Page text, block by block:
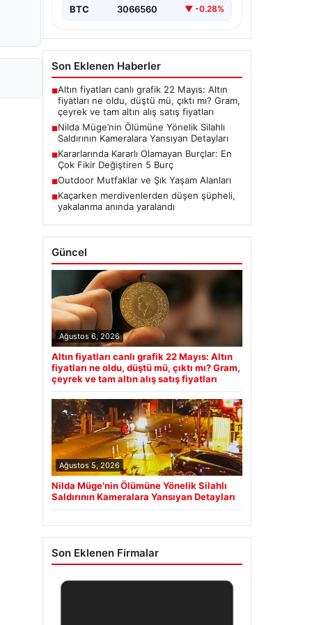
BTC 3066560 ▼ -0.28%
Son Eklenen Haberler
■Altın fiyatları canlı grafik 22 Mayıs: Altın
fiyatları ne oldu, düştü mü, çıktı mı? Gram,
çeyrek ve tam altın alış satış fiyatları
■Nilda Müge’nin Ölümüne Yönelik Silahlı
Saldırının Kameralara Yansıyan Detayları
■Kararlarında Kararlı Olamayan Burçlar: En
Çok Fikir Değiştiren 5 Burç
■Outdoor Mutfaklar ve Şık Yaşam Alanları
■Kaçarken merdivenlerden düşen şüpheli,
yakalanma anında yaralandı
Güncel
Ağustos 6, 2026
Altın fiyatları canlı grafik 22 Mayıs: Altın
fiyatları ne oldu, düştü mü, çıktı mı? Gram,
çeyrek ve tam altın alış satış fiyatları
Ağustos 5, 2026
Nilda Müge’nin Ölümüne Yönelik Silahlı
Saldırının Kameralara Yansıyan Detayları
Son Eklenen Firmalar